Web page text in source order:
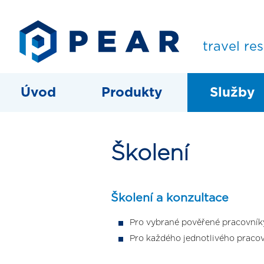
travel
Úvod Produkty Služby
Školení
Školení a konzultace
Pro vybrané pověřené
Pro každého jednotlivého